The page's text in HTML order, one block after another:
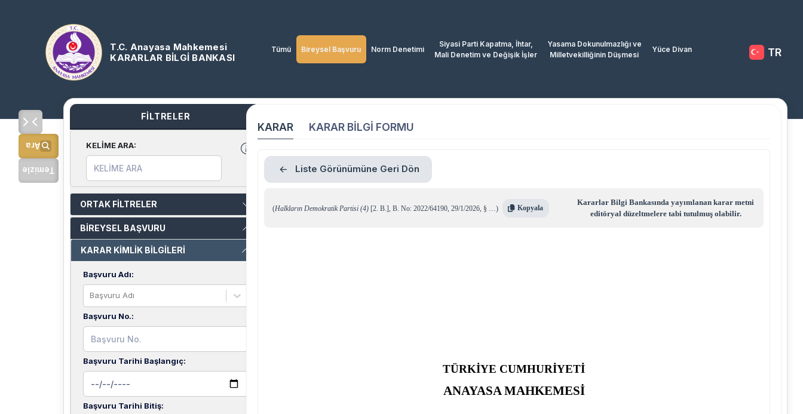
T.C. Anayasa Mahkemesi
KARARLAR BİLGİ BANKASI
Tümü Bireysel Başvuru Norm Denetimi
Siyasi Parti Kapatma, İhtar,
Mali Denetim ve Değişik İşler
Yasama Dokunulmazlığı ve
Milletvekilliğinin Düşmesi
Yüce Divan TR
Ara
Temizle
FİLTRELER
KELİME ARA:
ORTAK FİLTRELER
BİREYSEL BAŞVURU
KARAR KİMLİK BİLGİLERİ
Başvuru Adı:
Başvuru Adı
Başvuru No.:
Başvuru Tarihi Başlangıç:
Başvuru Tarihi Bitiş:
KARAR KARAR BİLGİ FORMU
Liste Görünümüne Geri Dön
(Halkların Demokratik Partisi (4) [2. B.], B. No: 2022/64190, 29/1/2026, § …) Kopyala
Kararlar Bilgi Bankasında yayımlanan karar metni
editöryal düzeltmelere tabi tutulmuş olabilir.